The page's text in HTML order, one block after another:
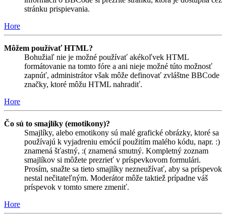
stránku prispievania.
Hore
Môžem používať HTML?
Bohužiaľ nie je možné používať akékoľvek HTML
formátovanie na tomto fóre a ani nieje možné túto možnosť
zapnúť, administrátor však môže definovať zvláštne BBCode
značky, ktoré môžu HTML nahradiť.
Hore
Čo sú to smajlíky (emotikony)?
Smajlíky, alebo emotikony sú malé grafické obrázky, ktoré sa
používajú k vyjadreniu emócií použitím malého kódu, napr. :)
znamená šťastný, :( znamená smutný. Kompletný zoznam
smajlíkov si môžete prezrieť v príspevkovom formulári.
Prosím, snažte sa tieto smajlíky nezneužívať, aby sa príspevok
nestal nečitateľným. Moderátor môže taktiež prípadne váš
príspevok v tomto smere zmeniť.
Hore